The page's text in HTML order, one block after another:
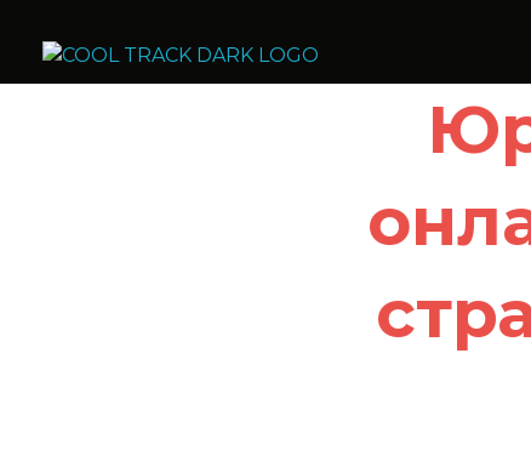
Cool Track Air Condition Trading LLC
Perfect Track of Comfort & Cool